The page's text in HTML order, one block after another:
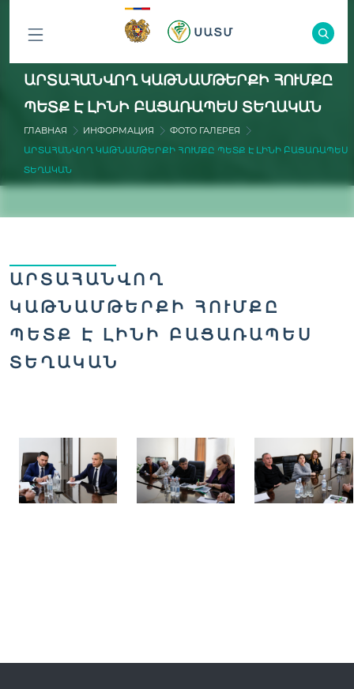
ԲՈԼՈՐ
ԲԱԺԻՆՆԵՐԸ
ԱՐՏԱՀԱՆՎՈՂ ԿԱԹՆԱՄԹԵՐՔԻ ՀՈՒՄՔԸ
ՊԵՏՔ Է ԼԻՆԻ ԲԱՑԱՌԱՊԵՍ ՏԵՂԱԿԱՆ
ГЛАВНАЯ ИНФОРМАЦИЯ
ФОТО ГАЛЕРЕЯ
ԱՐՏԱՀԱՆՎՈՂ ԿԱԹՆԱՄԹԵՐՔԻ ՀՈՒՄՔԸ ՊԵՏՔ Է ԼԻՆԻ ԲԱՑԱՌԱՊԵՍ
ՏԵՂԱԿԱՆ
ԱՐՏԱՀԱՆՎՈՂ
ԿԱԹՆԱՄԹԵՐՔԻ ՀՈՒՄՔԸ
ՊԵՏՔ Է ԼԻՆԻ ԲԱՑԱՌԱՊԵՍ
ՏԵՂԱԿԱՆ